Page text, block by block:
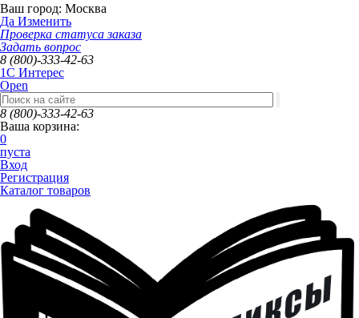
Ваш город: Москва
Да Изменить
Проверка статуса заказа
Задать вопрос
8 (800)-333-42-63
1C Интерес
Open
8 (800)-333-42-63
Ваша корзина:
0
пуста
Вход
Регистрация
Каталог товаров